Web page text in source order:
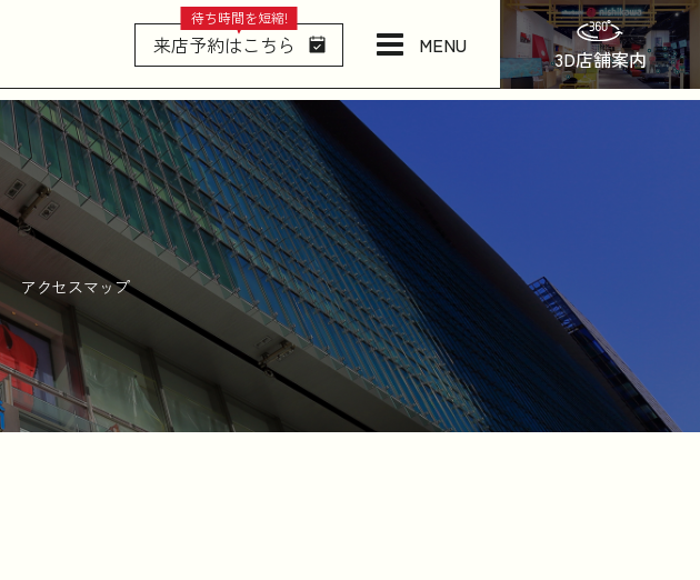
待ち時間を短縮!
来店予約はこちら MENU
3D店舗案内
ねむりの相談所
日本橋西川について
商品一覧
お問い合わせ
アクセスマップ